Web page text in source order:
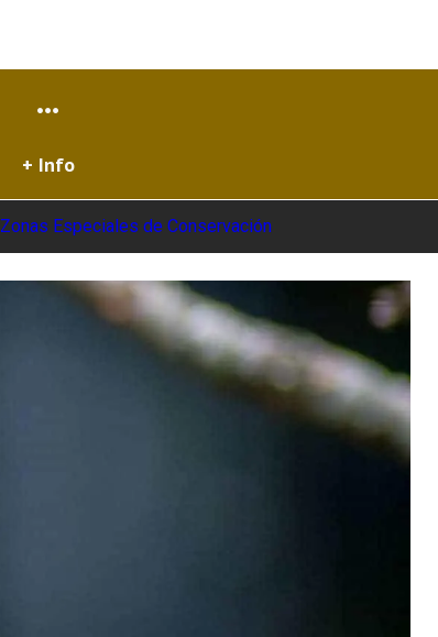
+ Info
Zonas Especiales de Conservación